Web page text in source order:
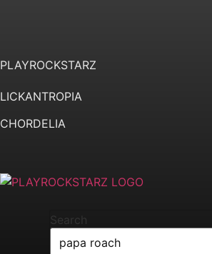
PLAYROCKSTARZ
LICKANTROPIA
CHORDELIA
Search